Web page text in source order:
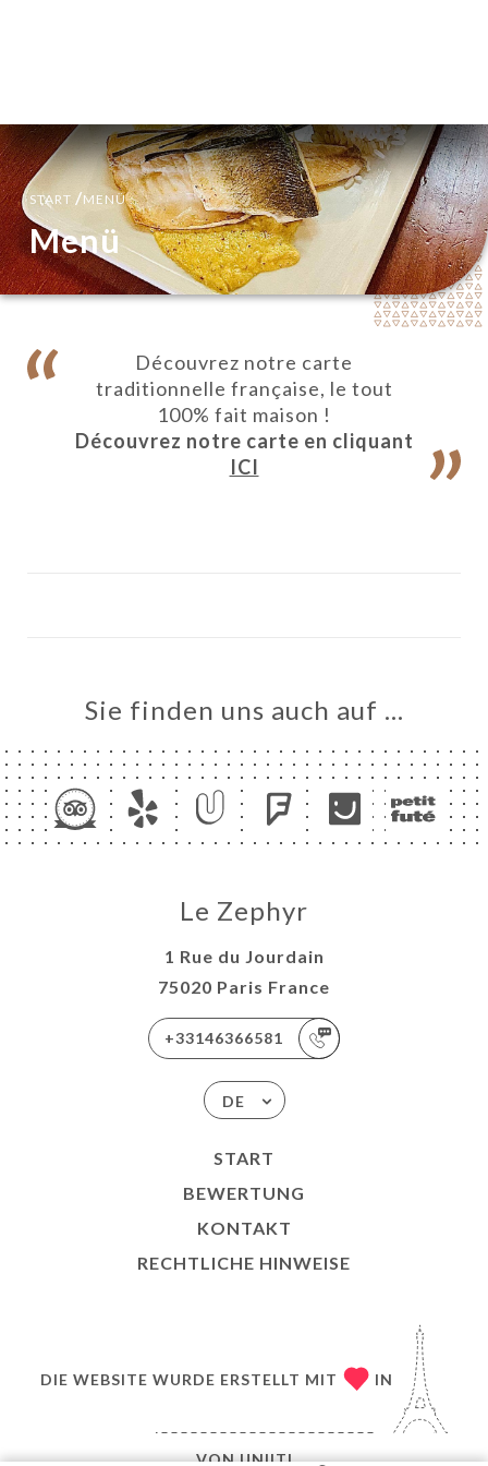
START /MENÜ
Menü
Découvrez notre carte
traditionnelle française, le tout
100% fait maison !
Découvrez notre carte en cliquant
ICI
Sie finden uns auch auf …
Le Zephyr
1 Rue du Jourdain
75020 Paris France
+33146366581
DE
START
BEWERTUNG
KONTAKT
RECHTLICHE HINWEISE
DIE WEBSITE WURDE ERSTELLT MIT IN
VONUNIITI